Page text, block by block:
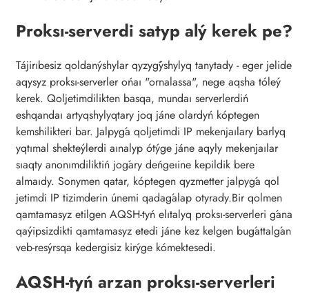
Proksı-serverdi satyp alý kerek pe?
Tájirıbesiz qoldanýshylar qyzyǵýshylyq tanytady - eger jelide
aqysyz proksı-serverler ońaı "ornalassa", nege aqsha tóleý
kerek. Qoljetimdilikten basqa, mundaı serverlerdiń
eshqandaı artyqshylyqtary joq jáne olardyń kóptegen
kemshilikteri bar. Jalpyǵa qoljetimdi IP mekenjaılary barlyq
yqtımal shekteýlerdi aınalyp ótýge jáne aqyly mekenjaılar
sıaqty anonımdiliktiń joǵary deńgeıine kepildik bere
almaıdy. Sonymen qatar, kóptegen qyzmetter jalpyǵa qol
jetimdi IP tizimderin únemi qadaǵalap otyrady.Bir qolmen
qamtamasyz etilgen AQSH-tyń elıtalyq proksı-serverleri ǵana
qaýipsizdikti qamtamasyz etedi jáne kez kelgen buǵattalǵan
veb-resýrsqa kedergisiz kirýge kómektesedi.
AQSH-tyń arzan proksı-serverleri